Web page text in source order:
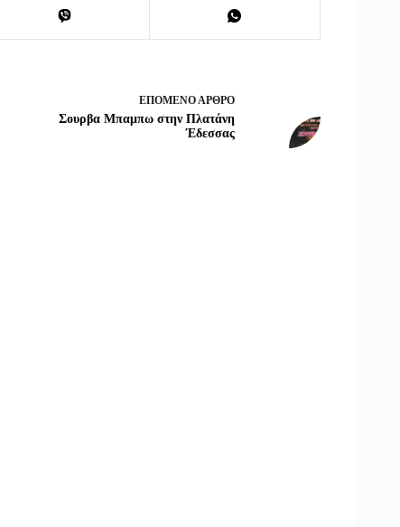
ΕΠΌΜΕΝΟΆΡΘΡΟ
Σουρβα Μπαμπω στην Πλατάνη
Έδεσσας